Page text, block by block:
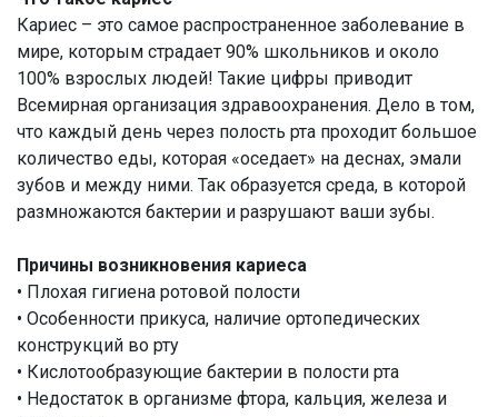
Кариес – это самое распространенное заболевание в
мире, которым страдает 90% школьников и около
100% взрослых людей! Такие цифры приводит
Всемирная организация здравоохранения. Дело в том,
что каждый день через полость рта проходит большое
количество еды, которая «оседает» на деснах, эмали
зубов и между ними. Так образуется среда, в которой
размножаются бактерии и разрушают ваши зубы.
Причины возникновения кариеса
• Плохая гигиена ротовой полости
• Особенности прикуса, наличие ортопедических
конструкций во рту
• Кислотообразующие бактерии в полости рта
• Недостаток в организме фтора, кальция, железа и